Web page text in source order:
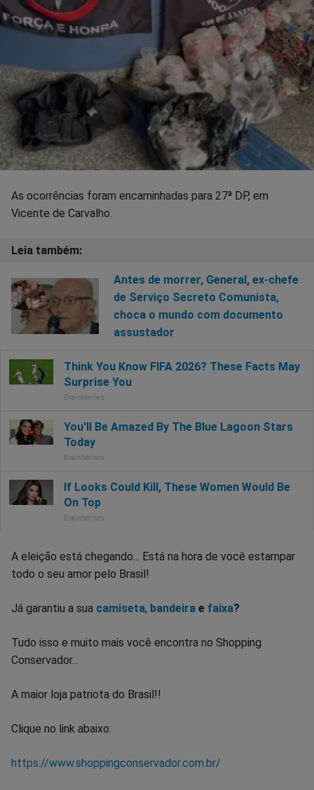
As ocorrências foram encaminhadas para 27ª DP, em
Vicente de Carvalho.
Antes de morrer, General, ex-chefe
de Serviço Secreto Comunista,
choca o mundo com documento
assustador
A eleição está chegando... Está na hora de você estampar
todo o seu amor pelo Brasil!
Já garantiu a sua camiseta, bandeira e faixa?
Tudo isso e muito mais você encontra no Shopping
Conservador...
A maior loja patriota do Brasil!!
Clique no link abaixo:
https://www.shoppingconservador.com.br/